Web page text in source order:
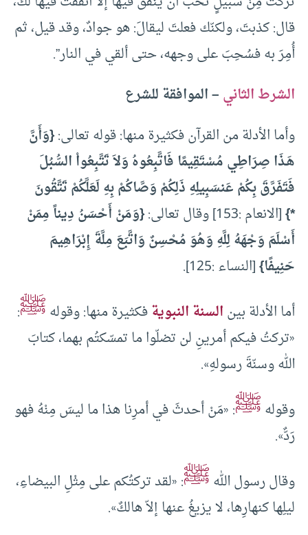
قال: كذبتَ، ولكنّك فعلتَ ليقالَ: هو جوادٌ، وقد قيل، ثم
أُمِرَ به فسُحِبَ على وجهه، حتى ألقي في النار”.
الشرط الثاني– الموافقة للشرع
وأما الأدلة من القرآن فكثيرة منها: قوله تعالى:{وَأَنَّ
هَـذَا صِرَاطِي مُسْتَقِيمًا فَاتَّبِعُوهُ وَلاَ تَتَّبِعُواْ السُّبُلَ
فَتَفَرَّقَ بِكُمْ عَنسَبِيلِهِ ذَلِكُمْ وَصَّاكُمْ بِهِ لَعَلَّكُمْ تَتَّقُونَ
*}[الانعام :153] وقال تعالى:
{وَمَنْ أَحْسَنُ دِيناً مِمَنْ
أَسْلَمَ وَجْهَهُ لِلَّهِ وَهُوَ مُحْسِنٌ وَاتَّبَعَ مِلَّةَ إِبْرَاهِيمَ
حَنِيفًا}[النساء :125].
أما الأدلة بينالسنة النبويةفكثيرة منها: وقولهﷺ:
«تركتُ فيكم أمرينِ لن تضلّوا ما تمسّكتُم بهما، كتابَ
الله وسنّةَ رسولهِ».
وقولهﷺ: «مَنْ أحدثَ في أمرِنا هذا ما ليسَ مِنْهُ فهو
رَدٌّ».
وقال رسول اللهﷺ: «لقد تركتُكم على مِثْلِ البيضاءِ،
ليلِها كنهارِها، لا يزيغُ عنها إلاّ هالكٌ».